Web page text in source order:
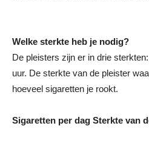
Welke sterkte heb je nodig?
De pleisters zijn er in drie
uur. De sterkte van de pleister
hoeveel sigaretten je rookt.
Sigaretten per dag Sterkte van